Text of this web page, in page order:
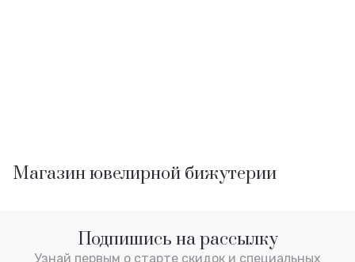
Магазин ювелирной бижутерии
Подпишись на рассылку
Узнай первым о старте скидок и специальных